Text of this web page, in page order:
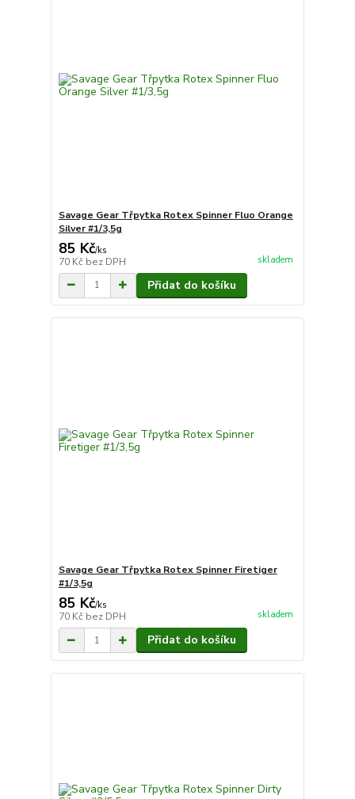
Savage Gear Třpytka Rotex Spinner Fluo Orange
Silver #1/3,5g
85 Kč/ks
70 Kč bez DPH skladem
Přidat do košíku
Savage Gear Třpytka Rotex Spinner Firetiger
#1/3,5g
85 Kč/ks
70 Kč bez DPH skladem
Přidat do košíku